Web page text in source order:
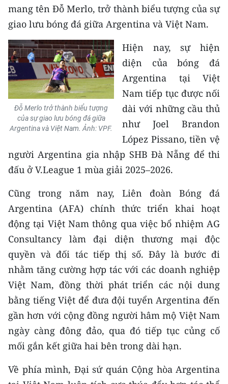
mang tên Đỗ Merlo, trở thành biểu tượng của sự
giao lưu bóng đá giữa Argentina và Việt Nam.
Đỗ Merlo trở thành biểu tượng
của sự giao lưu bóng đá giữa
Argentina và Việt Nam. Ảnh: VPF.
Hiện nay, sự hiện
diện của bóng đá
Argentina tại Việt
Nam tiếp tục được nối
dài với những cầu thủ
như Joel Brandon
López Pissano, tiền vệ
người Argentina gia nhập SHB Đà Nẵng để thi
đấu ở V.League 1 mùa giải 2025–2026.
Cũng trong năm nay, Liên đoàn Bóng đá
Argentina (AFA) chính thức triển khai hoạt
động tại Việt Nam thông qua việc bổ nhiệm AG
Consultancy làm đại diện thương mại độc
quyền và đối tác tiếp thị số. Đây là bước đi
nhằm tăng cường hợp tác với các doanh nghiệp
Việt Nam, đồng thời phát triển các nội dung
bằng tiếng Việt để đưa đội tuyển Argentina đến
gần hơn với cộng đồng người hâm mộ Việt Nam
ngày càng đông đảo, qua đó tiếp tục củng cố
mối gắn kết giữa hai bên trong dài hạn.
Về phía mình, Đại sứ quán Cộng hòa Argentina